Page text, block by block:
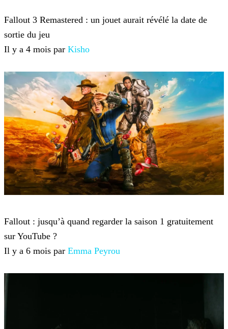
Fallout 3 Remastered : un jouet aurait révélé la date de
sortie du jeu
Il y a 4 mois par Kisho
Fallout : jusqu’à quand regarder la saison 1 gratuitement
sur YouTube ?
Il y a 6 mois par Emma Peyrou